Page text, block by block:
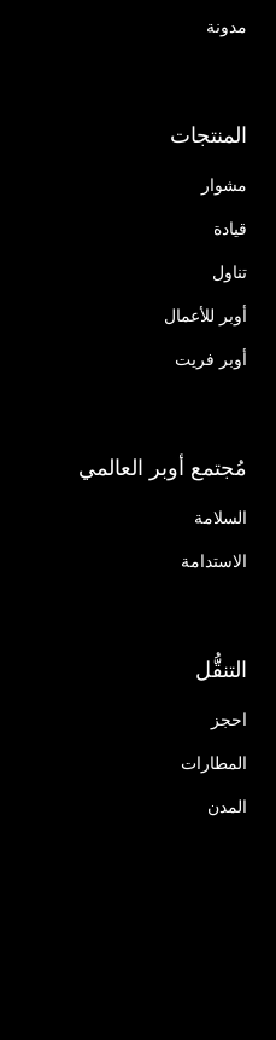
مدونة
المنتجات
مشوار
قيادة
تناول
أوبر للأعمال
أوبر فريت
مُجتمع أوبر العالمي
السلامة
الاستدامة
التنقُّل
احجز
المطارات
المدن